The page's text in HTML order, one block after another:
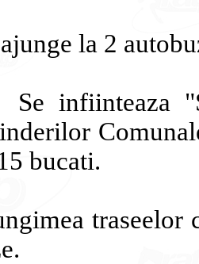
ajunge la 2
Se infiinteaza "
bucati.
traseelor
.